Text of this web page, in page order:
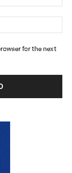
for the next